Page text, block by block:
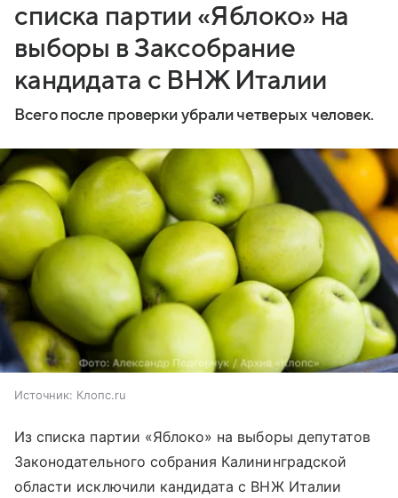
списка партии «Яблоко» на
выборы в Заксобрание
кандидата с ВНЖ Италии
Всего после проверки убрали четверых человек.
Источник: Клопс.ru
Из списка партии «Яблоко» на выборы депутатов
Законодательного собрания Калининградской
области исключили кандидата с ВНЖ Италии